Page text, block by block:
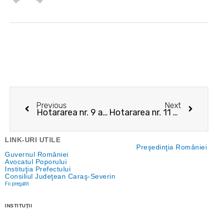
Prev
Previous
Hotararea nr. 9 a Biroului Electoral de Circumscriptie nr. 6 Moldova Noua
Next
Hotararea nr. 11 a Biroului Electoral de Circumscriptie nr. 6 Moldova Noua
Next
LINK-URI UTILE
Preşedinţia României
Guvernul României
Avocatul Poporului
Instituţia Prefectului
Consiliul Judeţean Caraş-Severin
Fii pregătit
INSTITUŢII